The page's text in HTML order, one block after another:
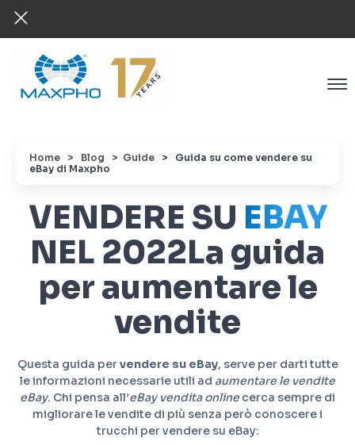
Home > Blog > Guide > Guida su come vendere su
eBay di Maxpho
VENDERE SU EBAY
NEL 2022La guida
per aumentare le
vendite
Questa guida pervendere su eBay, serve per darti tutte
le informazioni necessarie utili ad aumentare le vendite
eBay. Chi pensa all’eBay vendita online cerca sempre di
migliorare le vendite di più senza però conoscere i
trucchi per vendere su eBay: